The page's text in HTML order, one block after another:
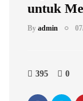
untuk
By admin
395 0